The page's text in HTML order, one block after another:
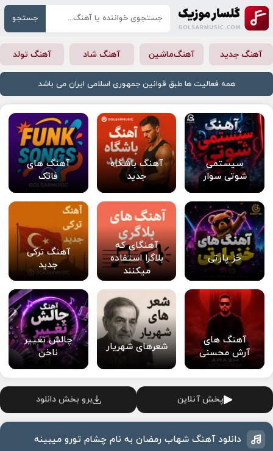
جستجو
آهنگ جدید آهنگ‌ماشین آهنگ شاد آهنگ تولد
همه فعالیت ها طبق قوانین جمهوری اسلامی ایران می باشد
سیستمی
شوتی سوار
آهنگ باشگاه
جدید
آهنگ های
فانک
خز پارتی
آهنگای که
بلاگرا استفاده
میکنند
آهنگ ترکی
جدید
آهنگ های
آرش محسنی
شعرهای شهریار
چالش تغییر
ناخن
پخش آنلاین برو بخش دانلود
دانلود آهنگ شهاب رمضان به نام چشام تورو میبینه